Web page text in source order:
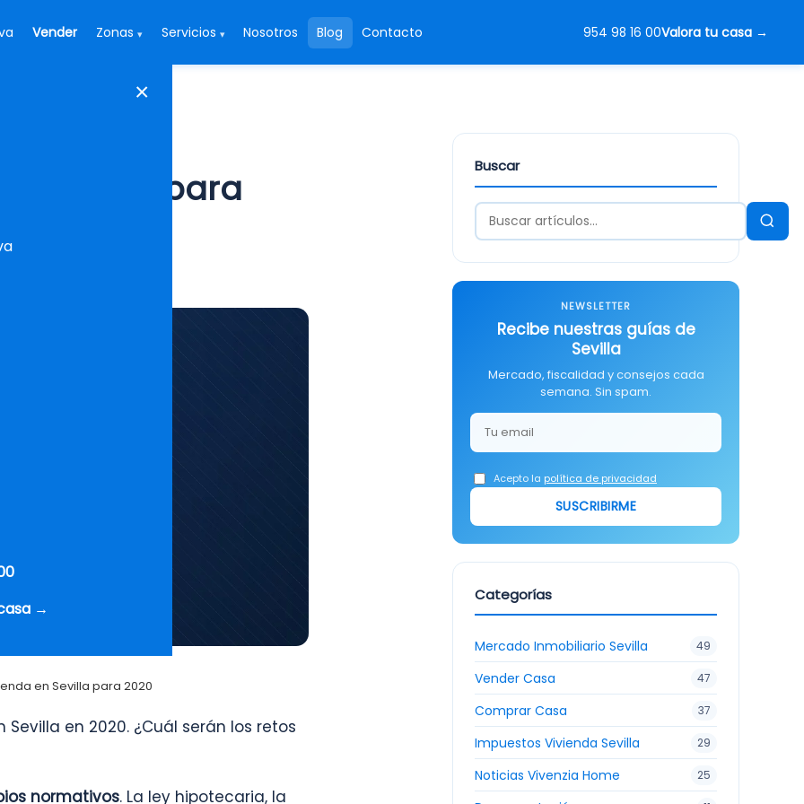
Vender Zonas ▾ Servicios ▾ Nosotros Blog Contacto 954 98 16 00Valora tu casa
×
→
en Sevilla para 2020
Sevilla para
en Sevilla para 2020
en 2020. ¿Cuál serán los retos
normativos. La ley hipotecaria, la
Buscar
NEWSLETTER
Recibe nuestras guías de
Sevilla
Mercado, fiscalidad y consejos cada
semana. Sin spam.
Acepto la política de privacidad
SUSCRIBIRME
Categorías
Mercado Inmobiliario Sevilla 49
Vender Casa 47
Comprar Casa 37
Impuestos Vivienda Sevilla 29
Noticias Vivenzia Home 25